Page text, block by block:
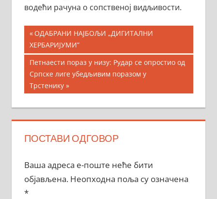
водећи рачуна о сопственој видљивости.
Кретање
чланка
Previous
Post:
ОДАБРАНИ НАЈБОЉИ „ДИГИТАЛНИ
ХЕРБАРИЈУМИ”
Next
Post:
Петнаести пораз у низу: Рудар се опростио од
Српске лиге убедљивим поразом у
Трстенику
ПОСТАВИ ОДГОВОР
Ваша адреса е-поште неће бити
објављена. Неопходна поља су означена
*